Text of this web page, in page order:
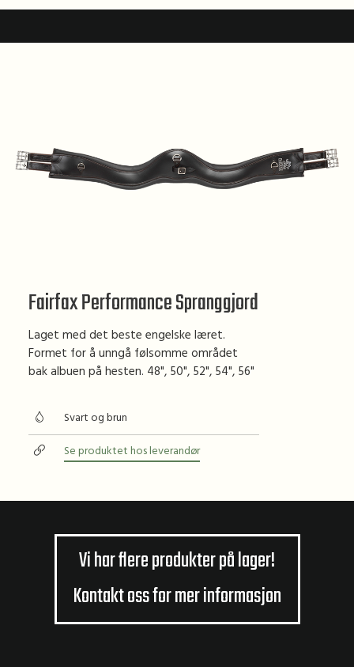
Fairfax Performance Spranggjord
Laget med det beste engelske læret.
Formet for å unngå følsomme området
bak albuen på hesten. 48", 50", 52", 54", 56"
Svart og brun
Se produktet hos leverandør
Vi har flere produkter på lager!
Kontakt oss for mer informasjon